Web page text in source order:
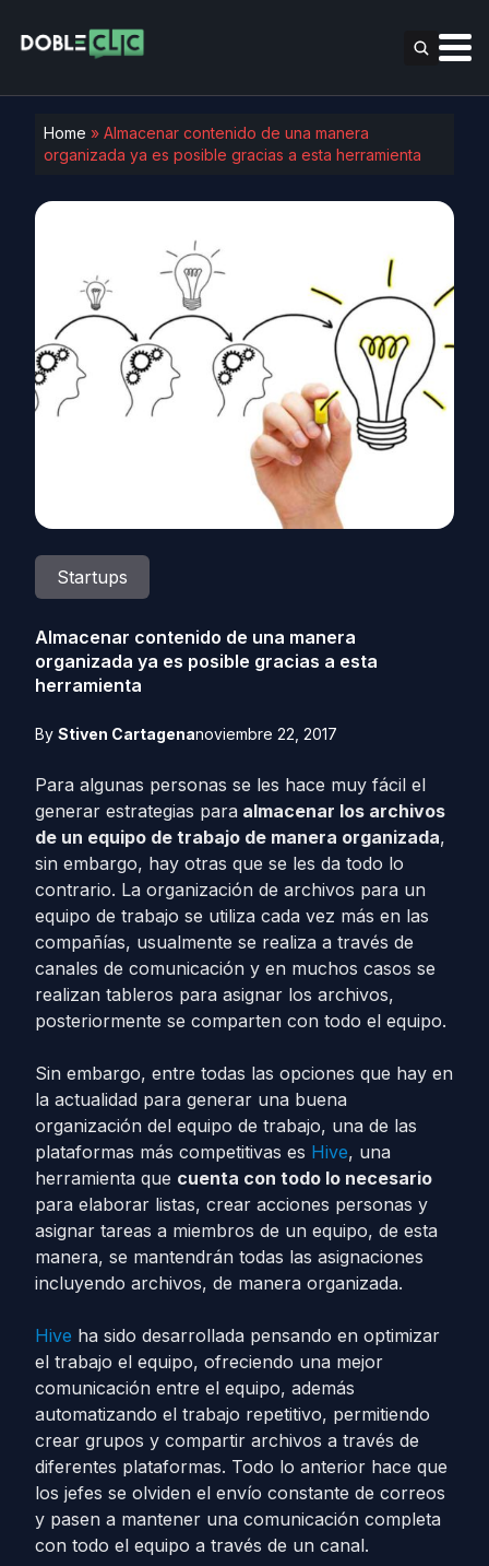
Home » Almacenar contenido de una manera
organizada ya es posible gracias a esta herramienta
Startups
Almacenar contenido de una manera
organizada ya es posible gracias a esta
herramienta
By Stiven Cartagenanoviembre 22, 2017
Para algunas personas se les hace muy fácil el
generar estrategias para almacenar los archivos
de un equipo de trabajo de manera organizada,
sin embargo, hay otras que se les da todo lo
contrario. La organización de archivos para un
equipo de trabajo se utiliza cada vez más en las
compañías, usualmente se realiza a través de
canales de comunicación y en muchos casos se
realizan tableros para asignar los archivos,
posteriormente se comparten con todo el equipo.
Sin embargo, entre todas las opciones que hay en
la actualidad para generar una buena
organización del equipo de trabajo, una de las
plataformas más competitivas es Hive, una
herramienta que cuenta con todo lo necesario
para elaborar listas, crear acciones personas y
asignar tareas a miembros de un equipo, de esta
manera, se mantendrán todas las asignaciones
incluyendo archivos, de manera organizada.
Hive ha sido desarrollada pensando en optimizar
el trabajo el equipo, ofreciendo una mejor
comunicación entre el equipo, además
automatizando el trabajo repetitivo, permitiendo
crear grupos y compartir archivos a través de
diferentes plataformas. Todo lo anterior hace que
los jefes se olviden el envío constante de correos
y pasen a mantener una comunicación completa
con todo el equipo a través de un canal.